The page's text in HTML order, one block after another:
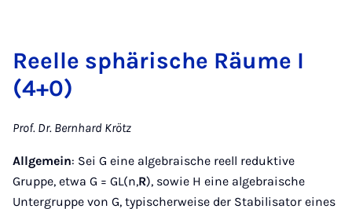
Reelle sphärische Räume I
(4+0)
Prof. Dr. Bernhard Krötz
Allgemein: Sei G eine algebraische reell reduktive
Gruppe, etwa G = GL(n,R), sowie H eine algebraische
Untergruppe von G, typischerweise der Stabilisator eines